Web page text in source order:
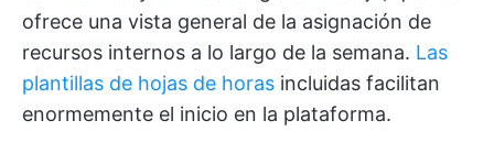
ofrece una vista general de la asignación de
recursos internos a lo largo de la semana. Las
plantillas de hojas de horas incluidas facilitan
enormemente el inicio en la plataforma.